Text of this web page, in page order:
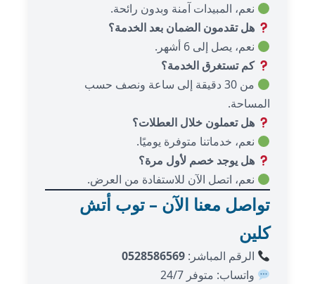
نعم، المبيدات آمنة وبدون رائحة.
هل تقدمون الضمان بعد الخدمة؟
نعم، يصل إلى 6 أشهر.
كم تستغرق الخدمة؟
من 30 دقيقة إلى ساعة ونصف حسب
المساحة.
هل تعملون خلال العطلات؟
نعم، خدماتنا متوفرة يوميًا.
هل يوجد خصم لأول مرة؟
نعم، اتصل الآن للاستفادة من العرض.
تواصل معنا الآن – توب أتش
كلين
الرقم المباشر:0528586569
واتساب: متوفر 24/7